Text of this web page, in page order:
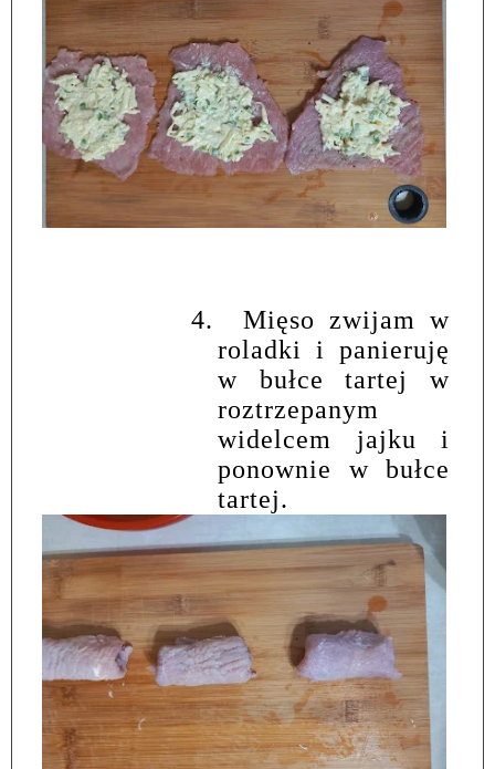
4.
Mięso zwijam w
roladki i panieruję
w bułce tartej w
roztrzepanym
widelcem jajku i
ponownie w bułce
tartej.